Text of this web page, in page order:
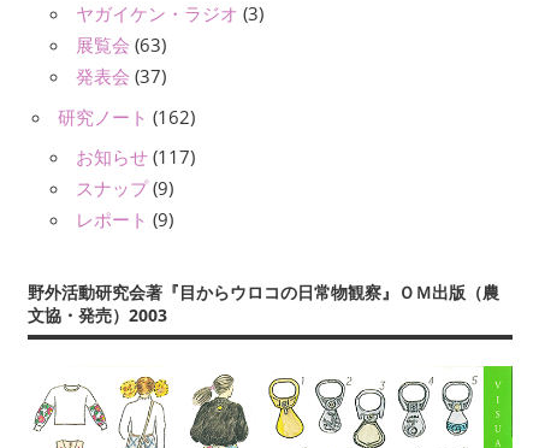
ヤガイケン・ラジオ (3)
展覧会 (63)
発表会 (37)
研究ノート (162)
お知らせ (117)
スナップ(9)
レポート (9)
野外活動研究会著『目からウロコの日常物観察』ＯＭ出版（農
文協・発売）2003